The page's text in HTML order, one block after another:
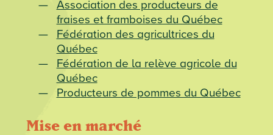
Association des producteurs de
fraises et framboises du Québec
Fédération des agricultrices du
Québec
Fédération de la relève agricole du
Québec
Producteurs de pommes du Québec
Mise en marché